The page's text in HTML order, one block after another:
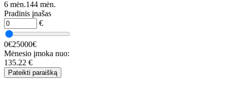
6 mėn.144 mėn.
Pradinis įnašas
€
0€25000€
Mėnesio įmoka nuo:
135.22 €
Pateikti paraišką